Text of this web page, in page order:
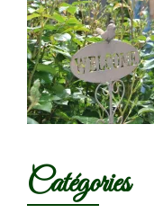
Catégories